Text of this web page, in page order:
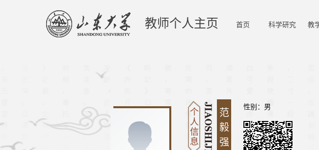
教师个人主页 首页 科学研究 教
个
人
信
息
范
毅
强
性别：男